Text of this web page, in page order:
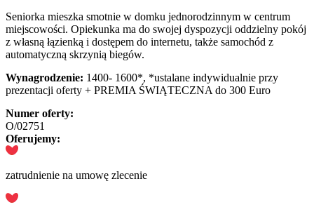
Seniorka mieszka smotnie w domku jednorodzinnym w centrum
miejscowości. Opiekunka ma do swojej dyspozycji oddzielny pokój
z własną łązienką i dostępem do internetu, także samochód z
automatyczną skrzynią biegów.
Wynagrodzenie: 1400- 1600*, *ustalane indywidualnie przy
prezentacji oferty + PREMIA ŚWIĄTECZNA do 300 Euro
Numer oferty:
O/02751
Oferujemy:
zatrudnienie na umowę zlecenie